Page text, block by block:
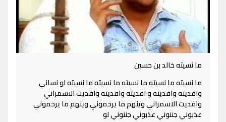
ما نسيته خالد بن حسين
ما نسيته ما نسيته ما نسيته ما نسيته ما نسيته لو نساني
وافديته وافديته و افديته وافديته وافديت الاسمراني
وافديت الاسمراني وينهم ما يرحموني وينهم ما يرحموني
عذبوني جننوني عذبوني جننوني لو